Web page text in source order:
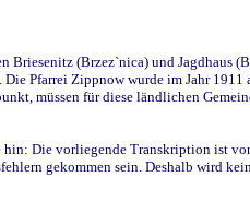
(Brzez`nica) und Jagdhaus
Pfarrei Zippnow wurde im Jahr
müssen für diese ländlichen
hin: Die vorliegende Transkription ist
gekommen sein. Deshalb wird